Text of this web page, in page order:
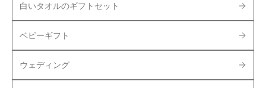
白いタオルのギフトセット
ベビーギフト
ウェディング